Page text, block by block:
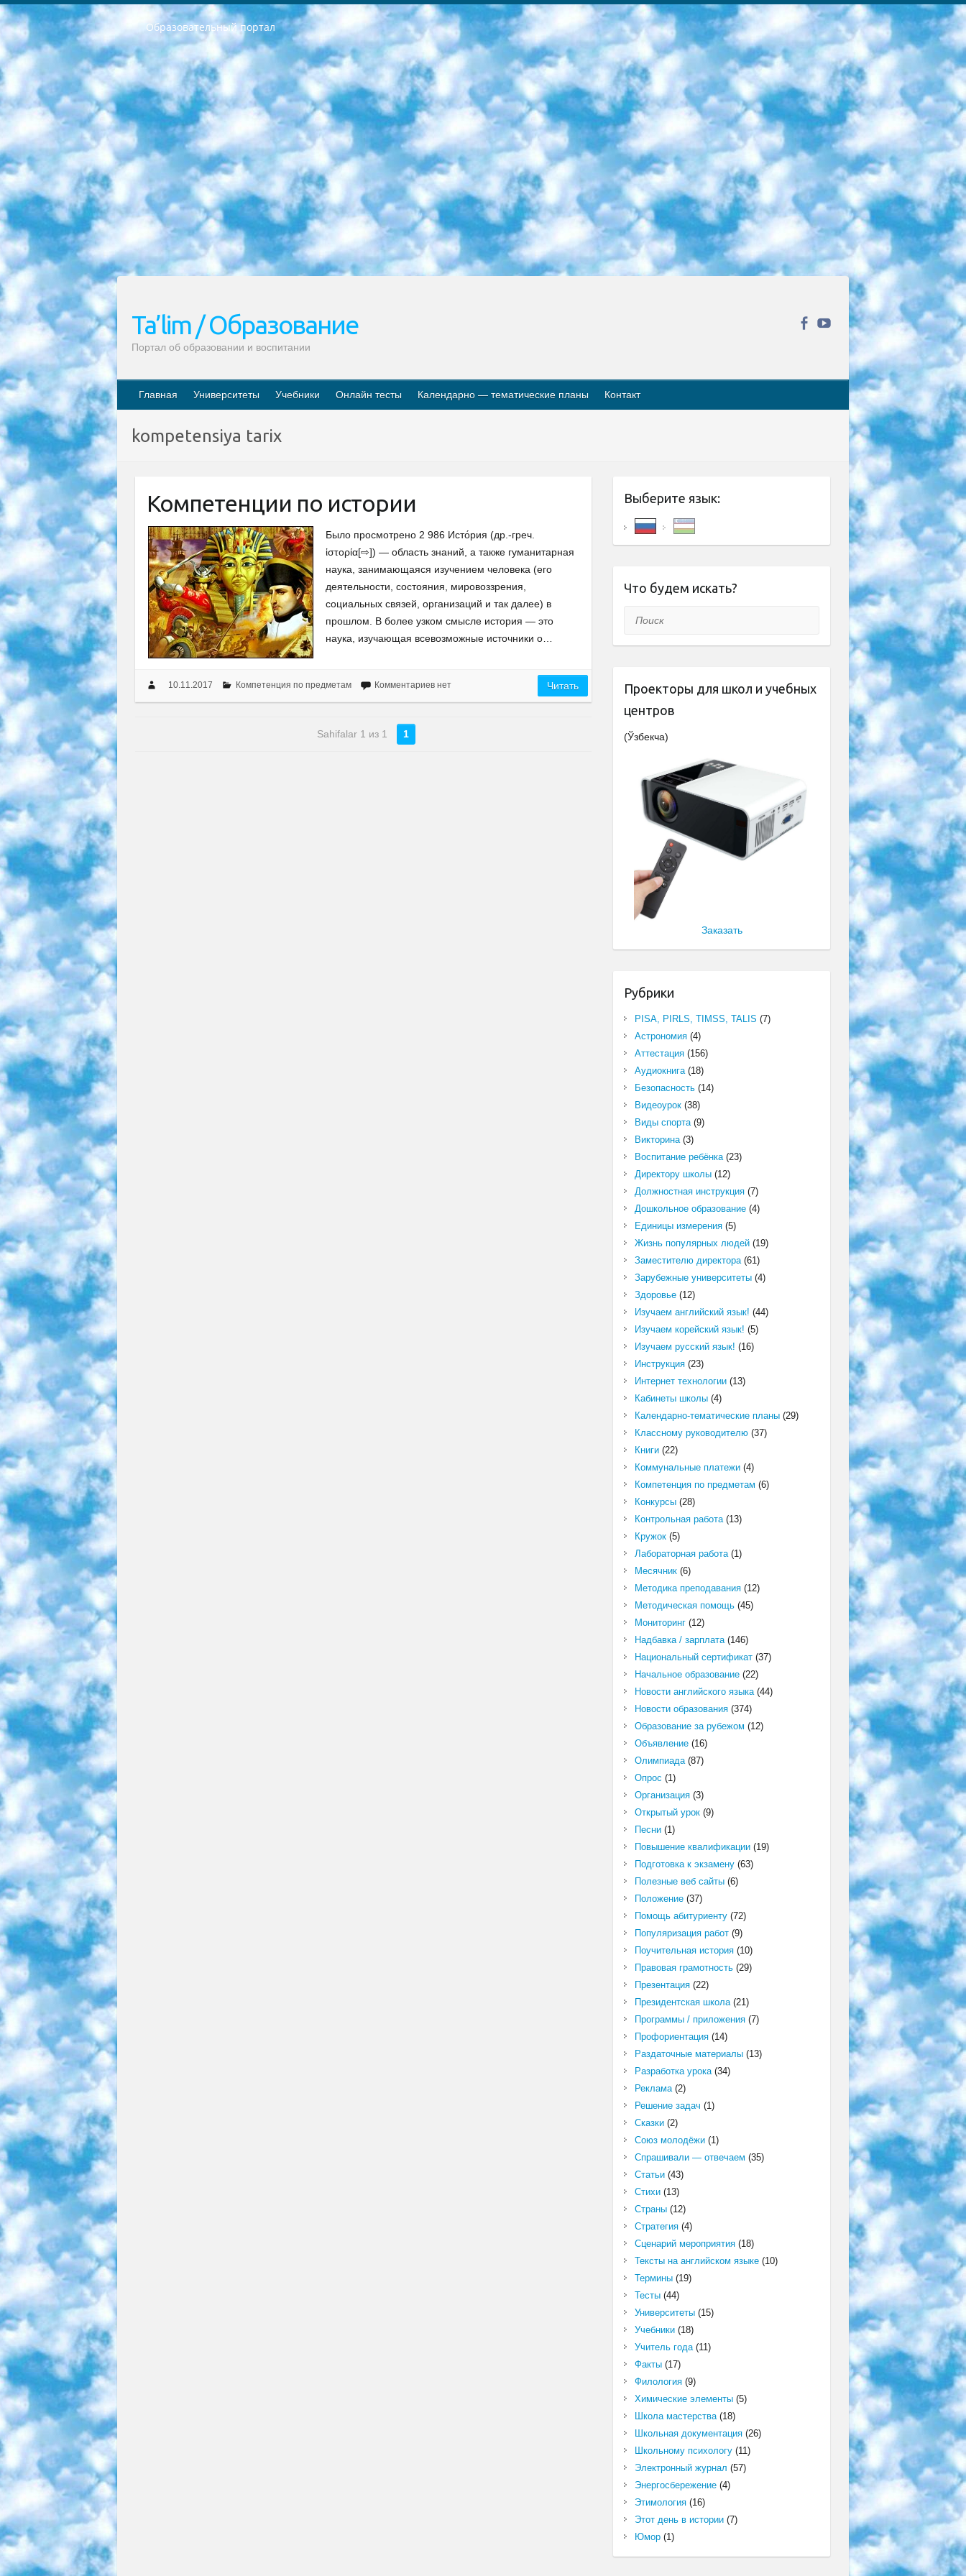
Образовательный портал
РЕСПУБЛИКА УЗБЕКИСТАН МИНИСТРЕРСТВО ДОШКОЛЬНОГО И ШКОЛЬНОГО ОБРАЗОВАНИЯ КОМАНДА в общеобразовательных учреждениях в 2023-2024 учебном году организация и проведение итоговой государственной аттестации обучающихся о Министра дошкольного и школьного образования Республики Узбекистан от 4 марта 2008 года (постановлением Минюста от 20 марта 2008 года № 1778 государственной регистрации) «Итоговое состояние учащихся общего среднего образования на основании положения об утверждении положения об аттестации общего среднего образования выпускной экзамен студентов в образовательных учреждениях в 2023-2024 учебном году В целях организации и прохождения аттестации приказываю: 1. Следующее: перечень предметов, по которым будет проводиться итоговая государственная аттестация и экзамен формы перевода согласно приложению 1; сертификаты международного образца, оценивающие уровень владения иностранными языками перечень согласно приложению 2; 2. Педагогический при специализированных образовательных учреждениях. научно-практический центр квалификации и международной оценки (Д.Давидова) 2024 г. До 25 марта: задания по предметам, по которым будет проводиться итоговая аттестация разработка и утверждение технических условий; итоговая аттестация на основании разработанного предметного задания разработка вопросов по предметам (устно и письменно), экзамен передача; общеобразовательные средние школы и специальные учебные заведения учащиеся выпускных классов школ и интернатов в агентской системе подготовка базы данных экзаменационных материалов и критериев оценки; перевод базы экзаменационных материалов на все языки обучения подать в Республиканский образовательный центр для изготовления; варианты экзаменов на основе разработанных контрольных материалов пусть будут поставлены задачи формирования. 3. Республиканский образовательный центр (Ш.Худайкулов) до 5 апреля 2024 года. до: база данных предоставленных экзаменационных материалов на все языки обучения перевод и экспертиза; для слепых, слабовидящих, глухих, слабослышащих и умственно отсталых детей учащиеся выпускных классов специализированных школ и школ-интернатов база данных экзаменационных материалов на всех преподаваемых языках подготовка критериев оценки; специализированные школы для умственно отсталых детей и технологии для учащихся выпускных классов школ-интернатов разработка соответствующих рекомендаций и критериев проведения ЕГЭ по естествознанию давать задания. 4. Педагогический при специализированных образовательных учреждениях. Научно-практический центр навыков и международной оценки (Д.Давидова), Республика образовательный центр (Худайкулов Ш.) итоговый государственный аттестационный экзамен ориентирован на творческое и логическое мышление при подготовке базы материалов учитывать введение заданий. 5. Следует отметить, что: сертификат государственного образца о знании общеобразовательного предмета и как минимум национальный уровень B1 по предметам на иностранных языках, указанным в Приложении 2. или международно признанный сертификат эквивалентного уровня студенты, изучающие определенный предмет, освобождаются от экзамена; по соответствующим предметам запланирована итоговая государственная аттестация за день до дня, путем жеребьевки Рабочей группой (в письменной форме по предметам, проводимым в форме) из числа сформированных вариантов выбрано 2 варианта; 2 выбранных варианта экзамена анонсированы на официальном сайте министерства и все выпускники по всей стране на основе этих вариантов проводит итоговую государственную аттестацию. 6. Государственное образование учащихся средних общеобразовательных учреждений. знания в соответствии с квалификационными требованиями, которые необходимо приобрести на основании стандартов итоговый (выпускной) контроль для 9 и 11 классов в целях тестирования Экзамены (далее – экзамены) состоят из предметов, перечисленных в приложении 1. будет сделано. 7. Экзамены пройдут с 26 мая по 15 июня 2024 г. (кроме науки физического воспитания). 8. Физическая для учащихся 9 классов общесредних образовательных учреждений. Экзамены по предмету «Образование, квалификация медицина» 1-6 мая 2024 года. сотрудники перевести под присмотр (с отклонениями в физическом или умственном развитии) специализированная школа для детей, школы-интернаты и со сколиозом школы-интернаты санаторного типа для больных детей исключены). 9. Он был слепым, слабовидящим и имел нарушения опорно-двигательного аппарата. экзамены в специализированных школах и интернатах для детей должны проводиться исходя из требований, предъявляемых к общеобразовательным учреждениям (физкультура кроме науки). 10. Специализированная школа для глухих и слабослышащих детей. и экзамены в интернатах и быть реализован в виде письменного теста по математике. 11. Специальность для умственно отсталых детей. Для 9 класса Родной язык и литературное письмо Государственный язык (язык обучения – узбекский). для неклассов) написано Математическое письмо Письменная/устная история Узбекистана Физическое воспитание практично Итоговый контроль Для 11 класса Написание родного языка и литературы (эссе) Математическое письмо Узбекский язык (обучение на узбекском языке) не посещающее общее среднее образование для учреждений)/Образовательное учреждение выбор письменный и устный Иностранный язык письменный/устный Письменная/устная история Узбекистана *По выбору студента:  Химия  Физика  Основы государственного права  География 10 бесплатных образовательных ресурсов - Мы составили подборку онлайн-проектов с интерактивными упражнениями, видеолекциями и статьями. Они помогут вам обрести новые и освежить старые знания бесплатно. 1. «ИНТУИТ» Старейшая образовательная площадка Рунета. Здесь вы найдёте сотни текстовых и видеокурсов на десятки различных тем — от программирования до психологии. Многие курсы подготовлены российскими университетами и крупными международными компаниями вроде Intel и Microsoft. Самостоятельное обучение бесплатное, но желающие могут оплатить услуги персональных наставников. 2. «Смартия» знакомит с актуальными профессиями и подсказывает, как им обучаться. Выбрав заинтересовавшую вас специальность — SMM-специалист, фотограф, веб-дизайнер или другую, — увидите список необходимых для неё умений. Чтобы вы могли освоить их самостоятельно, для каждого умения площадка отображает подборку ссылок на учебные материалы. Хотя «Смартия» ориентируется на русскоязычную аудиторию, часть контента всё же доступна только на английском. 3. «Лекторий Физтеха» Проект Московского физико-технического института (Физтеха). С его помощью вы можете смотреть онлайн серии лекций, записанные на видео в этом вузе. В числе доступных предметов — физика, биология, химия, информационные технологии и другие. К некоторым лекциям администрация ресурса прилагает готовые конспекты, которые можно скачивать в PDF-формате. 4. ITMOcourses Онлайн-площадка Санкт-Петербургского национального исследовательского университета информационных технологий, механики и оптики (ИТМО). Ресурс предоставляет свободный доступ к курсам, разработанным в этом вузе. Каталог материалов разбит на четыре категории: «Оптические системы и технологии», «Приборостроение и робототехника», «Информационные технологии» и «Биотехнологии». Курсы состоят из видеолекций, интерактивных демонстраций и заданий. 5. «КиберЛенинка» Электронная научная библиотека открытого доступа. Каталог площадки регулярно обрастает текстами статей из различных научных изданий. Сгруппированные по журналам и рубрикам публикации можно читать онлайн или скачивать целиком в PDF-формате. Проект нацелен на популяризацию науки за счёт открытого доступа к качественной информации. 6. «ПостНаука» На этом ресурсе публикуют подборки видеолекций, составленные экспертами из разных отраслей и объединённые общими темами. Среди них, к примеру, есть серии «Биоинформатика и геномика», «Культура средневековой Скандинавии» и Cinema Studies о теории кино. Каждая подборка лекций — логически связанная история, рассказанная экспертом от первого лица. Кроме того, на сайте появляются научно-образовательные статьи и тесты на разные темы. 7. «Newочём» Команда проекта «Newочём» отбирает самые интересные тексты из англоязычных СМИ и переводит те из них, за которые голосуют участники сообщества «ВКонтакте». По большей части это научно-популярные статьи. Редакторы придумывают лишь заголовки, в остальном содержание переводов соответствует оригиналам. Полные тексты можно читать прямо в социальной сети. 8. InternetUrok Онлайн-база материалов по основным дисциплинам школьной программы. Информация на сайте структурирована по классам, предметам и темам (урокам). Каждый урок состоит из видеолекций и конспектов. Есть также интерактивные тренажёры и тесты для закрепления пройденного материала. Даже если вы давно окончили школу, возможность повторить программу старших классов всегда может пригодиться. 9. Edutainme Ещё один ресурс об образовании. В отличие от Newtonew, как мне кажется, Edutainme больше ориентируется на представителей индустрии: педагогов, предпринимателей, разработчиков образовательных проектов. Но и любой, кто просто стремится к саморазвитию, найдёт на сайте много полезного и интересного для себя. Например, информацию о новых курсах и образовательных сервисах. 10. Newtonew Онлайн-медиа об образовании и обучении в широком смысле. Авторы Newtonew пишут об инструментах, заведениях, тактиках и стратегиях, которые помогают учить других и получать новые знания самостоятельно. На этой площадке вы найдёте новости, обзоры, аналитические мат
Ta’lim / Образование
Портал об образовании и воспитании
Главная Университеты Учебники Онлайн тесты Календарно — тематические планы Контакт
kompetensiya tarix
Компетенции по истории
Было просмотрено 2 986 Исто́рия (др.-греч.
ἱστορία[⇨]) — область знаний, а также гуманитарная
наука, занимающаяся изучением человека (его
деятельности, состояния, мировоззрения,
социальных связей, организаций и так далее) в
прошлом. В более узком смысле история — это
наука, изучающая всевозможные источники о…
10.11.2017 Компетенция по предметам Комментариев нет Читать
Sahifalar 1 из 1 1
Выберите язык:
Что будем искать?
Поиск
Проекторы для школ и учебных
центров
(Ўзбекча)
Заказать
Рубрики
PISA, PIRLS, TIMSS, TALIS (7)
Астрономия(4)
Аттестация(156)
Аудиокнига(18)
Безопасность(14)
Видеоурок(38)
Виды спорта(9)
Викторина(3)
Воспитание ребёнка(23)
Директору школы(12)
Должностная инструкция(7)
Дошкольное образование(4)
Единицы измерения(5)
Жизнь популярных людей(19)
Заместителю директора(61)
Зарубежные университеты(4)
Здоровье(12)
Изучаем английский язык! (44)
Изучаем корейский язык! (5)
Изучаем русский язык! (16)
Инструкция(23)
Интернет технологии(13)
Кабинеты школы(4)
Календарно-тематические планы(29)
Классному руководителю(37)
Книги(22)
Коммунальные платежи(4)
Компетенция по предметам (6)
Конкурсы(28)
Контрольная работа(13)
Кружок(5)
Лабораторная работа(1)
Месячник(6)
Методика преподавания(12)
Методическая помощь(45)
Мониторинг(12)
Надбавка / зарплата(146)
Национальный сертификат(37)
Начальное образование(22)
Новости английского языка(44)
Новости образования(374)
Образование за рубежом (12)
Объявление(16)
Олимпиада(87)
Опрос (1)
Организация(3)
Открытый урок(9)
Песни(1)
Повышение квалификации(19)
Подготовка к экзамену(63)
Полезные веб сайты(6)
Положение(37)
Помощь абитуриенту(72)
Популяризация работ(9)
Поучительная история(10)
Правовая грамотность(29)
Презентация(22)
Президентская школа(21)
Программы / приложения(7)
Профориентация(14)
Раздаточные материалы(13)
Разработка урока(34)
Реклама(2)
Решение задач (1)
Сказки(2)
Союз молодёжи(1)
Спрашивали — отвечаем (35)
Статьи(43)
Стихи(13)
Страны(12)
Стратегия(4)
Сценарий мероприятия(18)
Тексты на английском языке(10)
Термины(19)
Тесты(44)
Университеты(15)
Учебники(18)
Учитель года(11)
Факты(17)
Филология(9)
Химические элементы(5)
Школа мастерства(18)
Школьная документация(26)
Школьному психологу(11)
Электронный журнал (57)
Энергосбережение(4)
Этимология(16)
Этот день в истории(7)
Юмор(1)